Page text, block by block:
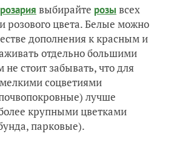
розария выбирайте розы всех
розового цвета. Белые можно
дополнения к красным и
отдельно большими
стоит забывать, что для
соцветиями
лучше
крупными цветками
парковые).